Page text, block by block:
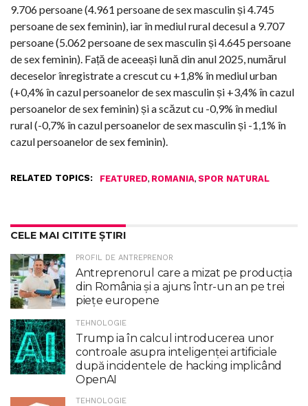
9.706 persoane (4.961 persoane de sex masculin și 4.745
persoane de sex feminin), iar în mediul rural decesul a 9.707
persoane (5.062 persoane de sex masculin și 4.645 persoane
de sex feminin). Față de aceeași lună din anul 2025, numărul
deceselor înregistrate a crescut cu +1,8% în mediul urban
(+0,4% în cazul persoanelor de sex masculin și +3,4% în cazul
persoanelor de sex feminin) și a scăzut cu -0,9% în mediul
rural (-0,7% în cazul persoanelor de sex masculin și -1,1% în
cazul persoanelor de sex feminin).
RELATED TOPICS: FEATURED, ROMANIA, SPOR NATURAL
CELE MAI CITITE ȘTIRI
PROFIL DE ANTREPRENOR
Antreprenorul care a mizat pe producția
din România și a ajuns într-un an pe trei
piețe europene
TEHNOLOGIE
Trump ia în calcul introducerea unor
controale asupra inteligenţei artificiale
după incidentele de hacking implicând
OpenAI
TEHNOLOGIE